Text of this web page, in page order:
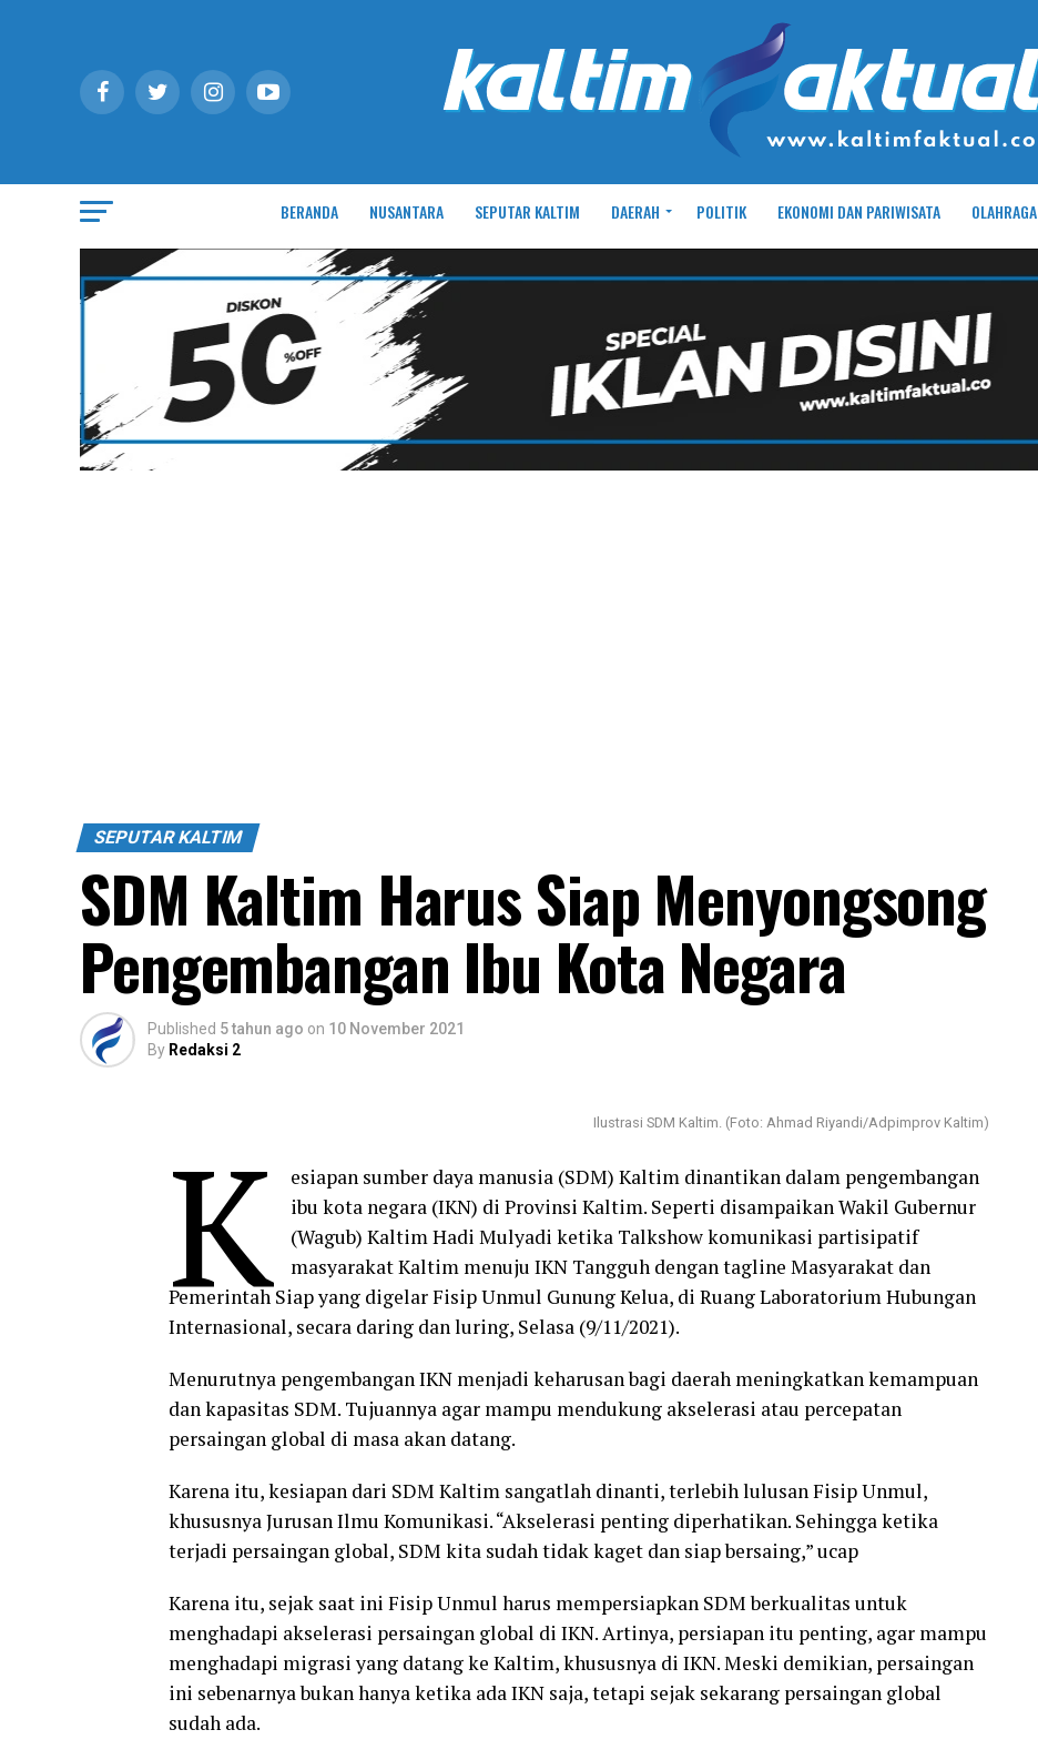
BERANDA NUSANTARA SEPUTAR KALTIM DAERAH POLITIK EKONOMI DAN PARIWISATA OLAHRAGA
SEPUTAR KALTIM
SDM Kaltim Harus Siap Menyongsong
Pengembangan Ibu Kota Negara
Published 5 tahun ago on 10 November 2021
By Redaksi 2
Ilustrasi SDM Kaltim. (Foto: Ahmad Riyandi/Adpimprov Kaltim)
K
esiapan sumber daya manusia (SDM) Kaltim dinantikan dalam pengembangan
ibu kota negara (IKN) di Provinsi Kaltim. Seperti disampaikan Wakil Gubernur
(Wagub) Kaltim Hadi Mulyadi ketika Talkshow komunikasi partisipatif
masyarakat Kaltim menuju IKN Tangguh dengan tagline Masyarakat dan
Pemerintah Siap yang digelar Fisip Unmul Gunung Kelua, di Ruang Laboratorium Hubungan
Internasional, secara daring dan luring, Selasa (9/11/2021).
Menurutnya pengembangan IKN menjadi keharusan bagi daerah meningkatkan kemampuan
dan kapasitas SDM. Tujuannya agar mampu mendukung akselerasi atau percepatan
persaingan global di masa akan datang.
Karena itu, kesiapan dari SDM Kaltim sangatlah dinanti, terlebih lulusan Fisip Unmul,
khususnya Jurusan Ilmu Komunikasi. “Akselerasi penting diperhatikan. Sehingga ketika
terjadi persaingan global, SDM kita sudah tidak kaget dan siap bersaing,” ucap
Karena itu, sejak saat ini Fisip Unmul harus mempersiapkan SDM berkualitas untuk
menghadapi akselerasi persaingan global di IKN. Artinya, persiapan itu penting, agar mampu
menghadapi migrasi yang datang ke Kaltim, khususnya di IKN. Meski demikian, persaingan
ini sebenarnya bukan hanya ketika ada IKN saja, tetapi sejak sekarang persaingan global
sudah ada.